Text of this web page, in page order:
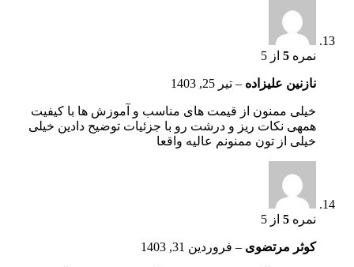
نمره 5 از 5
نازنین علیزاده – تیر 25, 1403
خیلی ممنون از قیمت های مناسب و آموزش ها با کیفیت
همهی نکات ریز و درشت رو با جزئیات توضیح دادین خیلی
خیلی از تون ممنونم عالیه واقعا
نمره 5 از 5
کوثر مرتضوی – فروردین 31, 1403